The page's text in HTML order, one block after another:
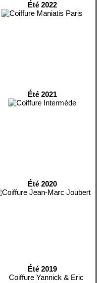
Été 2022
Été 2021
Été 2020
Été 2019